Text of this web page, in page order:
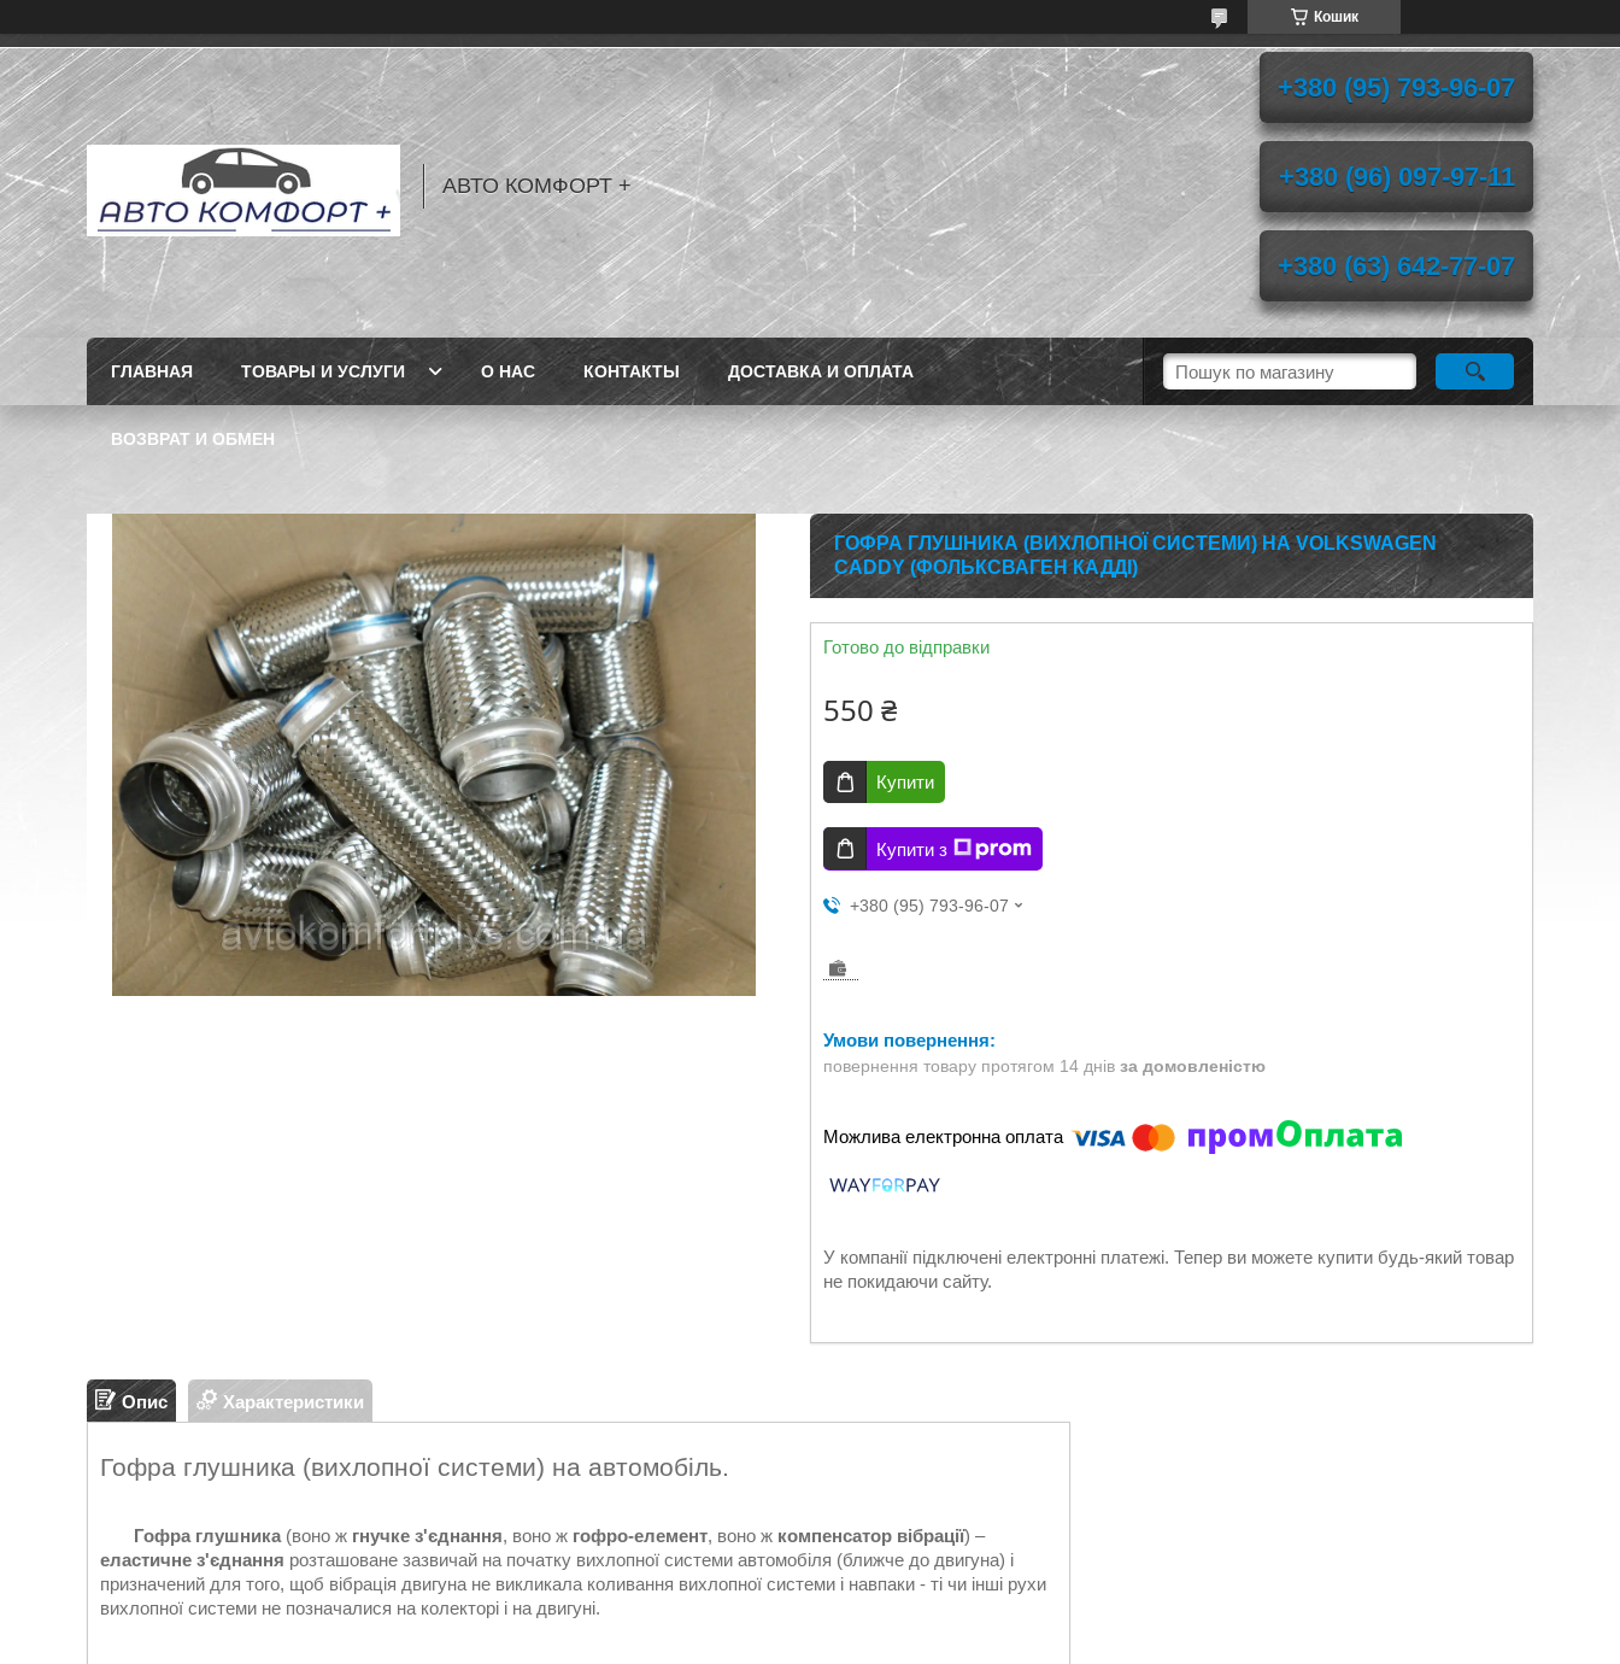
Кошик
АВТО КОМФОРТ +
+380 (95) 793-96-07
+380 (96) 097-97-11
+380 (63) 642-77-07
ГЛАВНАЯ ТОВАРЫ И УСЛУГИ О НАС КОНТАКТЫ ДОСТАВКА И ОПЛАТА
ВОЗВРАТ И ОБМЕН
ГОФРА ГЛУШНИКА (ВИХЛОПНОЇ СИСТЕМИ) НА VOLKSWAGEN
CADDY (ФОЛЬКСВАГЕН КАДДІ)
Готово до відправки
550 ₴
Купити
Купити з
+380 (95) 793-96-07
повернення товару протягом 14 днів за домовленістю
У компанії підключені електронні платежі. Тепер ви можете купити будь-який товар
не покидаючи сайту.
Опис Характеристики
Гофра глушника (вихлопної системи) на автомобіль.
Гофра глушника (воно ж гнучке з'єднання, воно ж гофро-елемент, воно ж компенсатор вібрації) –
еластичне з'єднання розташоване зазвичай на початку вихлопної системи автомобіля (ближче до двигуна) і
призначений для того, щоб вібрація двигуна не викликала коливання вихлопної системи і навпаки - ті чи інші рухи
вихлопної системи не позначалися на колекторі і на двигуні.